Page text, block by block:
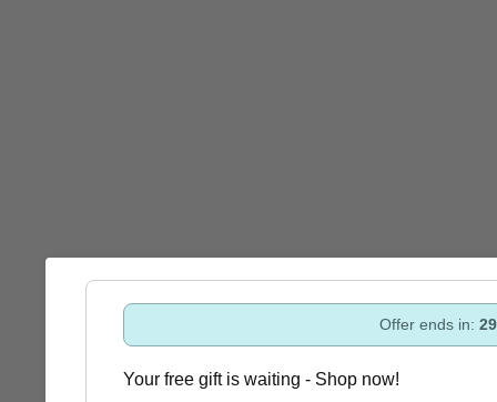
Offer ends in:
Your free gift is waiting - Shop now!